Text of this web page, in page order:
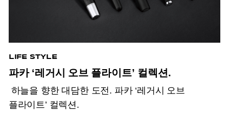
LIFE STYLE
파카 ‘레거시 오브 플라이트’ 컬렉션.
하늘을 향한 대담한 도전. 파카 ‘레거시 오브
플라이트’ 컬렉션.